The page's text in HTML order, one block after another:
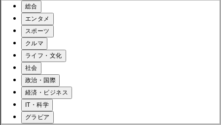
総合
エンタメ
スポーツ
クルマ
ライフ・文化
社会
政治・国際
経済・ビジネス
IT・科学
グラビア